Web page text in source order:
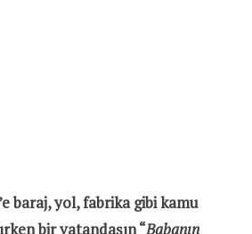
baraj, yol, fabrika gibi kamu
bir vatandaşın “Babanın